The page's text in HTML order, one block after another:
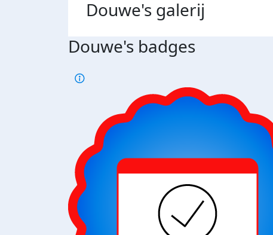
Douwe's galerij
Douwe's badges